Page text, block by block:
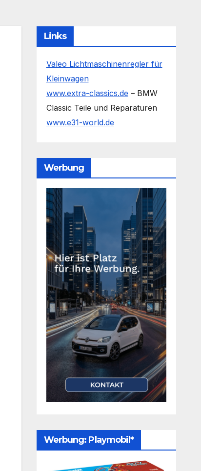
Links
Valeo Lichtmaschinenregler für
Kleinwagen
www.extra-classics.de – BMW
Classic Teile und Reparaturen
www.e31-world.de
Werbung
Werbung: Playmobil*